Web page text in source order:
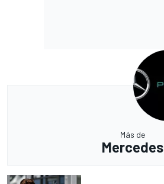
Más de
Mercedes